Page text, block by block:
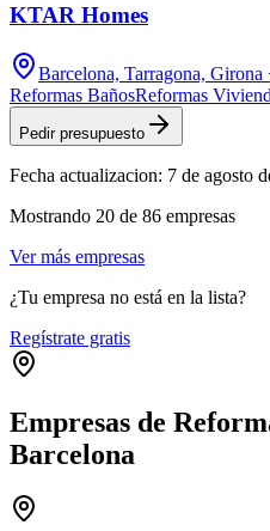
KTAR Homes
Barcelona, Tarragona, Girona
Reformas BañosReformas
Pedir presupuesto
Fecha actualizacion: 7 de agosto
Mostrando 20 de 86 empresas
Ver más empresas
¿Tu empresa no está en la lista?
Regístrate gratis
Empresas de
Barcelona